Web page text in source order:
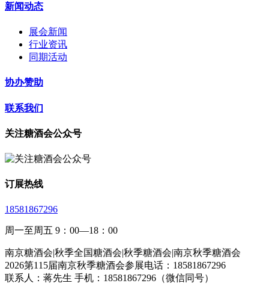
新闻动态
展会新闻
行业资讯
同期活动
协办赞助
联系我们
关注糖酒会公众号
订展热线
18581867296
周一至周五 9：00—18：00
南京糖酒会|秋季全国糖酒会|秋季糖酒会|南京秋季糖酒会
2026第115届南京秋季糖酒会参展电话：18581867296
联系人：蒋先生 手机：18581867296（微信同号）